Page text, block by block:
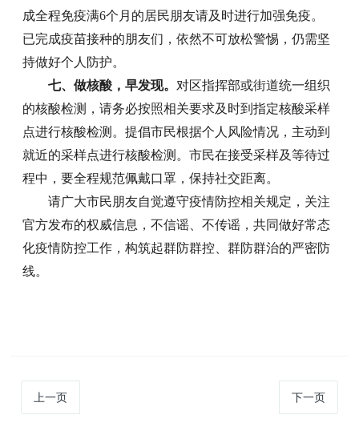
成全程免疫满6个月的居民朋友请及时进行加强免疫。
已完成疫苗接种的朋友们，依然不可放松警惕，仍需坚
持做好个人防护。
七、做核酸，早发现。 对区指挥部或街道统一组织
的核酸检测，请务必按照相关要求及时到指定核酸采样
点进行核酸检测。提倡市民根据个人风险情况，主动到
就近的采样点进行核酸检测。市民在接受采样及等待过
程中，要全程规范佩戴口罩，保持社交距离。
请广大市民朋友自觉遵守疫情防控相关规定，关注
官方发布的权威信息，不信谣、不传谣，共同做好常态
化疫情防控工作，构筑起群防群控、群防群治的严密防
线。
上一页 下一页